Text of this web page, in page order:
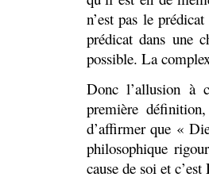
n’est pas le
prédicat dans une
possible. La
Donc l’allusion à
première
d’affirmer que «
philosophique
cause de soi et